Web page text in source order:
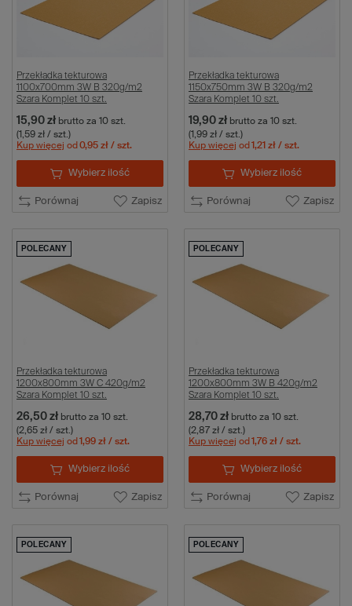
Przekładka tekturowa
1100x700mm 3W B 320g/m2
Szara Komplet 10 szt.
15,90 zł brutto za 10 szt.
(1,59 zł / szt.)
Kup więcej od 0,95 zł / szt.
Porównaj Zapisz
Wybierz ilość
Przekładka tekturowa
1150x750mm 3W B 320g/m2
Szara Komplet 10 szt.
19,90 zł brutto za 10 szt.
(1,99 zł / szt.)
Kup więcej od 1,21 zł / szt.
Porównaj Zapisz
Wybierz ilość
POLECANY
Przekładka tekturowa
1200x800mm 3W C 420g/m2
Szara Komplet 10 szt.
26,50 zł brutto za 10 szt.
(2,65 zł / szt.)
Kup więcej od 1,99 zł / szt.
Porównaj Zapisz
Wybierz ilość
POLECANY
Przekładka tekturowa
1200x800mm 3W B 420g/m2
Szara Komplet 10 szt.
28,70 zł brutto za 10 szt.
(2,87 zł / szt.)
Kup więcej od 1,76 zł / szt.
Porównaj Zapisz
Wybierz ilość
POLECANY POLECANY